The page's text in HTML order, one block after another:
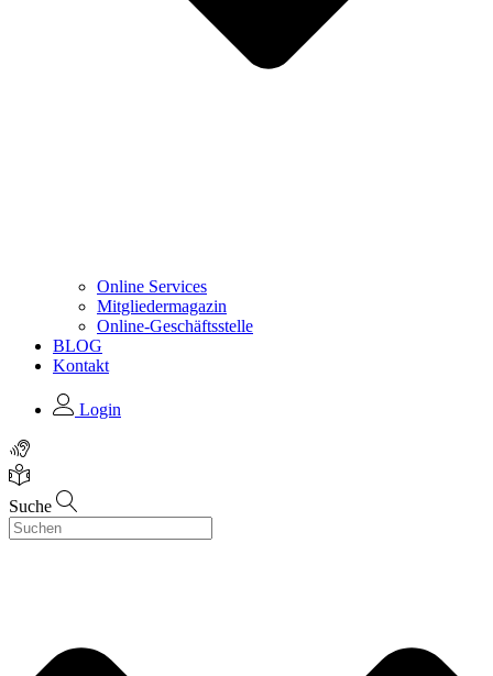
Online Services
Mitgliedermagazin
Online-Geschäftsstelle
BLOG
Kontakt
Login
Suche